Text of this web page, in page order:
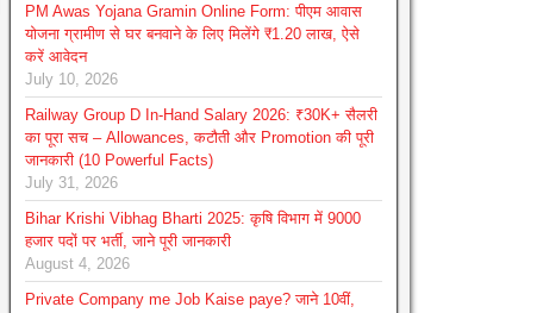
PM Awas Yojana Gramin Online Form: पीएम आवास
योजना ग्रामीण से घर बनवाने के लिए मिलेंगे ₹1.20 लाख, ऐसे
करें आवेदन
July 10, 2026
Railway Group D In-Hand Salary 2026: ₹30K+ सैलरी
का पूरा सच – Allowances, कटौती और Promotion की पूरी
जानकारी (10 Powerful Facts)
July 31, 2026
Bihar Krishi Vibhag Bharti 2025: कृषि विभाग में 9000
हजार पदों पर भर्ती, जाने पूरी जानकारी
August 4, 2026
Private Company me Job Kaise paye? जाने 10वीं,